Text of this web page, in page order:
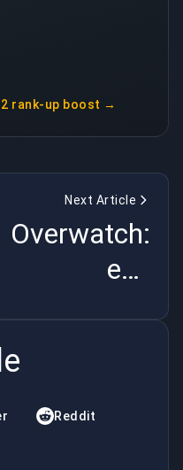
rank-up boost →
Next Article
Overwatch:
een
Reddit